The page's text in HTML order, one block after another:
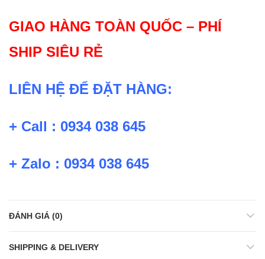
GIAO HÀNG TOÀN QUỐC – PHÍ
SHIP SIÊU RẺ
LIÊN HỆ ĐỂ ĐẶT HÀNG:
+ Call : 0934 038 645
+ Zalo : 0934 038 645
ĐÁNH GIÁ (0)
SHIPPING & DELIVERY